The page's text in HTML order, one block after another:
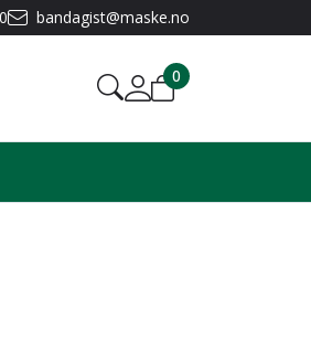
bandagist@maske.no
0